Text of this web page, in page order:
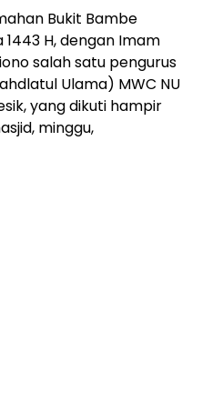
Bukit Bambe
H, dengan Imam
salah satu pengurus
Ulama) MWC NU
yang dikuti hampir
minggu,